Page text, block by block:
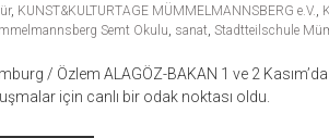
, KUNST&KULTURTAGE MÜMMELMANNSBERG e.V.,
Semt Okulu, sanat, Stadtteilschule
/ Özlem ALAGÖZ-BAKAN 1 ve 2
için canlı bir odak noktası oldu.